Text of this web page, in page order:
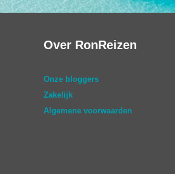
Over RonReizen
Onze bloggers
Zakelijk
Algemene voorwaarden